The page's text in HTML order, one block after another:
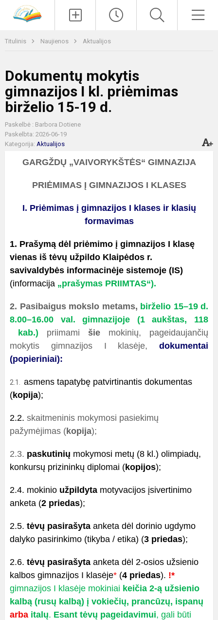
Titulinis Naujienos Aktualijos
Dokumentų mokytis
gimnazijos I kl. priėmimas
birželio 15-19 d.
Paskelbė : Barbora Dotiene
Paskelbta: 2026-06-19
Kategorija: Aktualijos
GARGŽDŲ „VAIVORYKŠTĖS“ GIMNAZIJA
PRIĖMIMAS Į GIMNAZIJOS I KLASES
I. Priėmimas į gimnazijos I klases ir klasių
formavimas
1. Prašymą dėl priėmimo į gimnazijos I klasę
vienas iš tėvų užpildo Klaipėdos r.
savivaldybės informacinėje sistemoje (IS)
(informacija „prašymas PRIIMTAS“).
2. Pasibaigus mokslo metams, birželio 15–19 d.
8.00–16.00 val.gimnazijoje (1aukštas, 118
kab.) priimami šie mokinių, pageidaujančių
mokytis gimnazijos I klasėje, dokumentai
(popieriniai):
2.1.
asmens tapatybę patvirtinantis dokumentas
(kopija);
2.2. skaitmeninis mokymosi pasiekimų
pažymėjimas (kopija);
2.3. paskutinių mokymosi metų (8 kl.) olimpiadų,
konkursų prizininkų diplomai (kopijos);
2.4. mokinio užpildyta motyvacijos įsivertinimo
anketa (2 priedas);
2.5. tėvų pasirašyta anketa dėl dorinio ugdymo
dalyko pasirinkimo (tikyba / etika) (3 priedas);
2.6. tėvų pasirašyta anketa dėl 2-osios užsienio
kalbos gimnazijos I klasėje* (4 priedas). !*
gimnazijos I klasėje mokiniai keičia 2-ą užsienio
kalbą (rusų kalbą) į vokiečių, prancūzų, ispanų
arba italų. Esant tėvų pageidavimui, gali būti